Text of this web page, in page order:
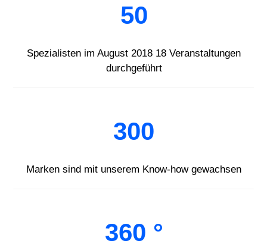
50
Spezialisten im August 2018 18 Veranstaltungen
durchgeführt
300
Marken sind mit unserem Know-how gewachsen
360 °